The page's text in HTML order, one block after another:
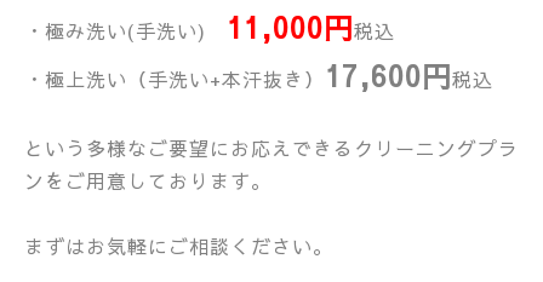
・極み洗い(手洗い) 11,000円税込
・極上洗い（手洗い+本汗抜き） 17,600円税込
という多様なご要望にお応えできるクリーニングプラ
ンをご用意しております。
まずはお気軽にご相談ください。